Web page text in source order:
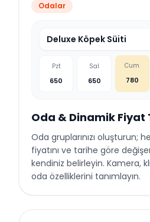
Odalar
Deluxe Köpek Süiti
Pzt
650
Sal
650
Cum
780
Oda & Dinamik Fiyat
Oda gruplarınızı oluşturun;
fiyatını ve tarihe göre
kendiniz belirleyin. Kamera,
oda özelliklerini tanımlayın.